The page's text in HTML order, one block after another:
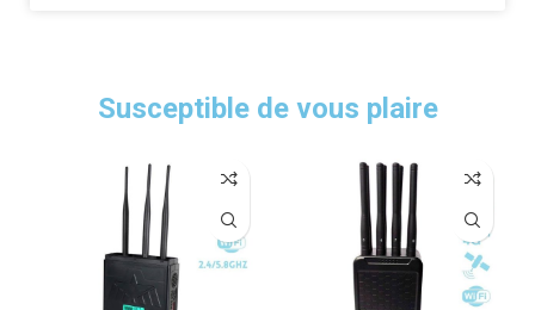
Susceptible de vous plaire